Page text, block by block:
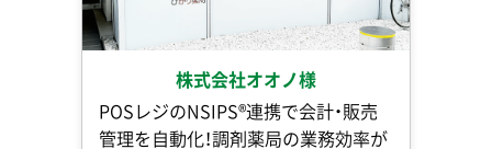
株式会社オオノ様
POSレジのNSIPS®連携で会計・販売
管理を自動化！調剤薬局の業務効率が